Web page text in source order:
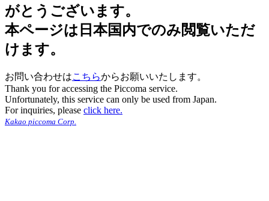
がとうございます。
本ページは日本国内でのみ閲覧いただ
けます。
お問い合わせはこちらからお願いいたします。
Thank you for accessing the Piccoma service.
Unfortunately, this service can only be used from Japan.
For inquiries, please click here.
Kakao piccoma Corp.